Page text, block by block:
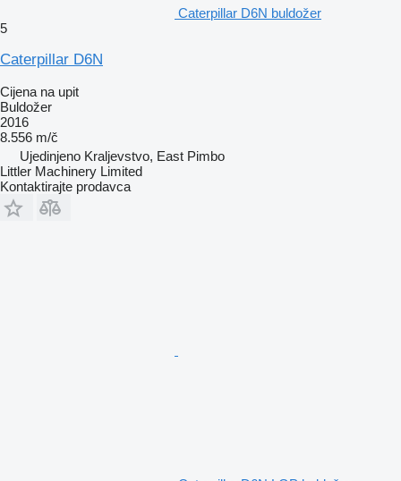
Caterpillar D6N buldožer
5
Caterpillar D6N
Cijena na upit
Buldožer
2016
8.556 m/č
Ujedinjeno Kraljevstvo, East Pimbo
Littler Machinery Limited
Kontaktirajte prodavca